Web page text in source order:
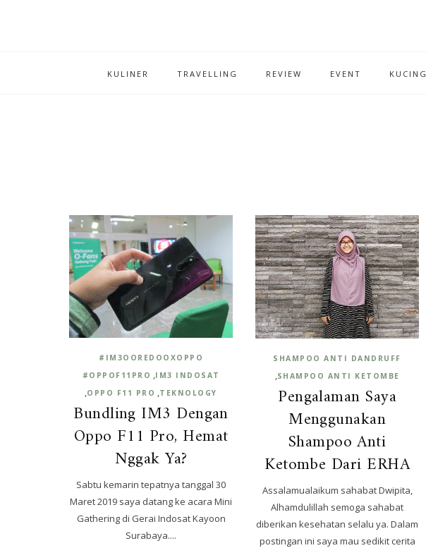
KULINER TRAVELLING REVIEW EVENT KUCING
#IM3OOREDOOXOPPO
#OPPOF11PRO ,IM3 INDOSAT
,OPPO F11 PRO ,TEKNOLOGY
Bundling IM3 Dengan
Oppo F11 Pro, Hemat
Nggak Ya?
Sabtu kemarin tepatnya tanggal 30
Maret 2019 saya datang ke acara Mini
Gathering di Gerai Indosat Kayoon
Surabaya....
SHAMPOO ANTI DANDRUFF
SHAMPOO ANTI KETOMBE
Pengalaman Saya
Menggunakan
Shampoo Anti
Ketombe Dari ERHA
Assalamualaikum sahabat Dwipita,
Alhamdulillah semoga sahabat
diberikan kesehatan selalu ya. Dalam
postingan ini saya mau sedikit cerita